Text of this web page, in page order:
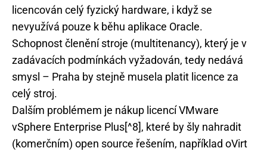
licencován celý fyzický hardware, i když se
nevyužívá pouze k běhu aplikace Oracle.
Schopnost členění stroje (multitenancy), který je v
zadávacích podmínkách vyžadován, tedy nedává
smysl – Praha by stejně musela platit licence za
celý stroj.
Dalším problémem je nákup licencí VMware
vSphere Enterprise Plus[^8], které by šly nahradit
(komerčním) open source řešením, například oVirt